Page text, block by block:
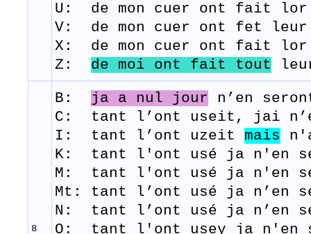
​U: de mon cuer ont fait
​V: de mon cuer ont fet leur
X: de mon cuer ont fait lor
Z: de moi ont fait tout
8
B: ja a nul jour n’en
C: tant l’ont useit, jai
I: tant l’ont uzeit mais
K: tant l'ont usé ja n'en
M: tant l'ont usé j a n'en
Mt: tant l’ont usé ja n’en
N: tant l’ont usé ja n’en
O: tant l'ont usey ja n'en